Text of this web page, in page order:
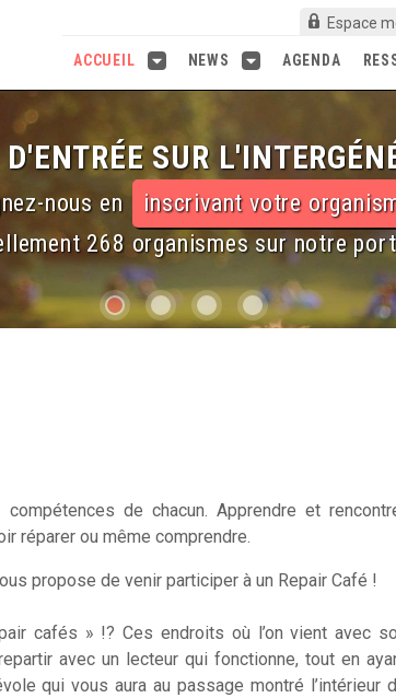
Espace
AGENDA
NEWS
ACCUEIL
SUR
nous en inscrivant votre
268 organismes sur notre
de chacun. Apprendre et
réparer ou même comprendre.
propose de venir participer à un Repair Café !
cafés » !? Ces endroits où l’on vient avec
avec un lecteur qui fonctionne, tout en
qui vous aura au passage montré l’intérieur